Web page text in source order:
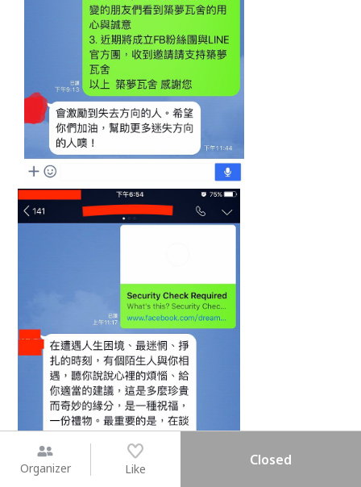
Organizer Like
Closed